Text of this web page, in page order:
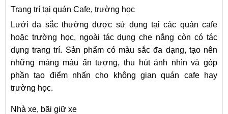
Trang trí tại quán Cafe, trường học
Lưới đa sắc thường được sử dụng tại các quán cafe
hoặc trường học, ngoài tác dụng che nắng còn có tác
dụng trang trí. Sản phẩm có màu sắc đa dạng, tạo nên
những mảng màu ấn tượng, thu hút ánh nhìn và góp
phần tạo điểm nhấn cho không gian quán cafe hay
trường học.
Nhà xe, bãi giữ xe